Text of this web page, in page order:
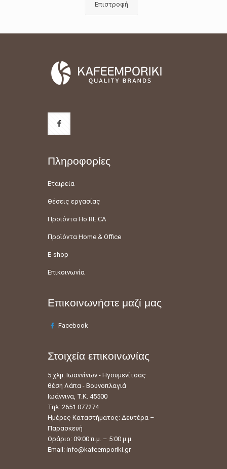
Επιστροφή
Πληροφορίες
Εταιρεία
Θέσεις εργασίας
Προϊόντα Ho.RE.CA
Προϊόντα Home & Office
E-shop
Επικοινωνία
Επικοινωνήστε μαζί μας
Facebook
Στοιχεία επικοινωνίας
5 χλμ. Ιωαννίνων - Ηγουμενίτσας
θέση Λάπα - Βουνοπλαγιά
Ιωάννινα, Τ.Κ. 45500
Τηλ: 2651 077274
Ημέρες Καταστήματος: Δευτέρα –
Παρασκευή
Ωράριο: 09:00 π.μ. – 5:00 μ.μ.
Email: info@kafeemporiki.gr